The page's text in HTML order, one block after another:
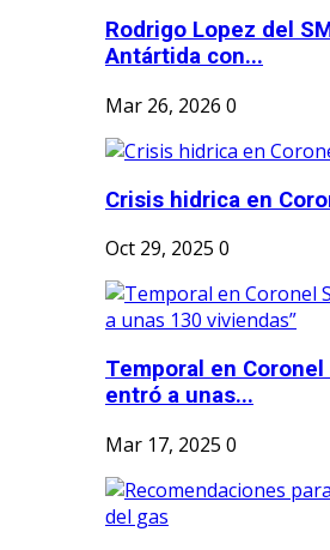
Rodrigo Lopez del
Antártida con...
Mar 26, 2026 0
Crisis hidrica en
Oct 29, 2025 0
Temporal en Coronel
entró a unas...
Mar 17, 2025 0